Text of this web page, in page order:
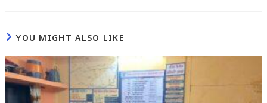
YOU MIGHT ALSO LIKE